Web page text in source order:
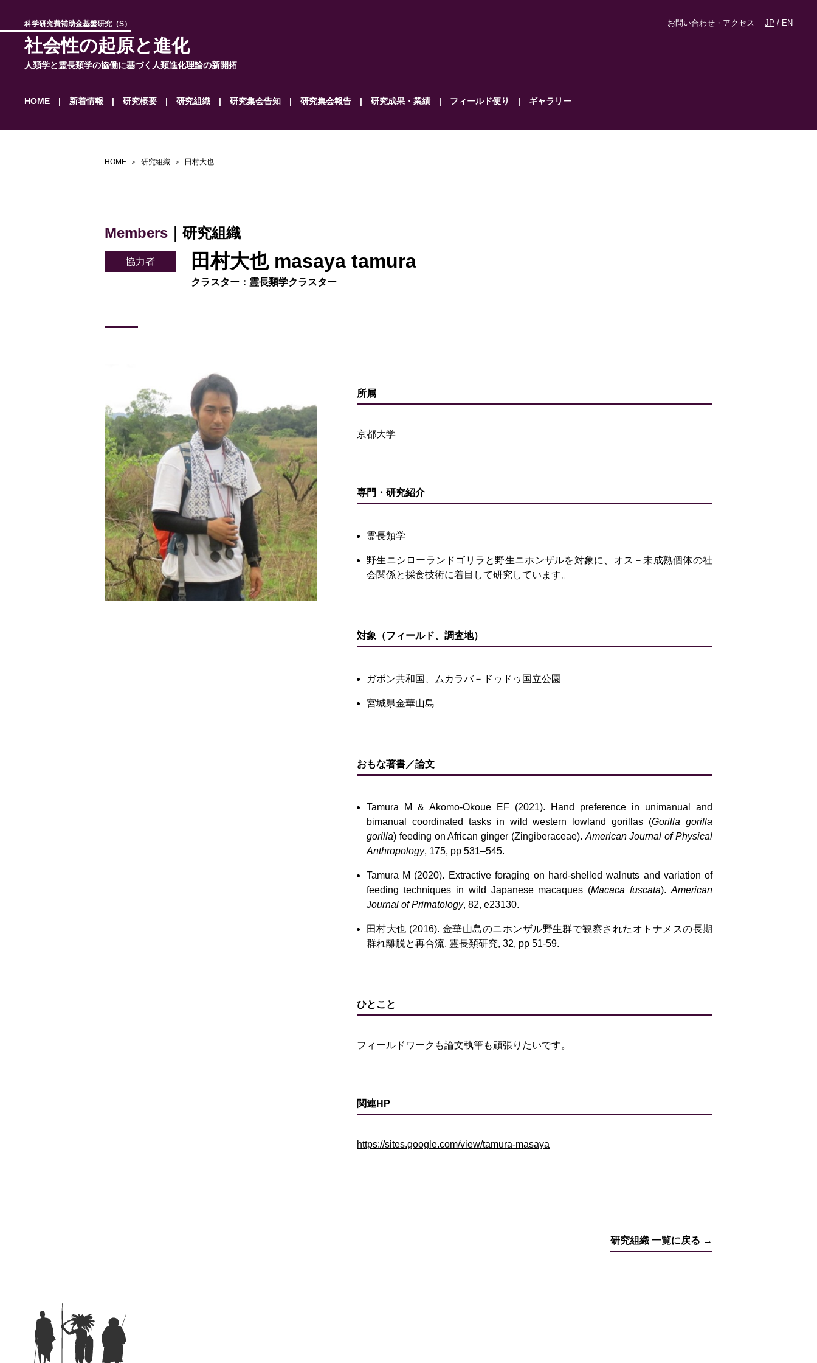
科学研究費補助金基盤研究（S）
社会性の起原と進化
人類学と霊長類学の協働に基づく人類進化理論の新開拓
HOME 新着情報 研究概要 研究組織 研究集会告知 研究集会報告 研究成果・業績 フィールド便り ギャラリー
お問い合わせ・アクセス JP / EN
HOME 研究組織 田村大也
Members ｜研究組織
協力者 田村大也 masaya tamura
クラスター：霊長類学クラスター
所属
京都大学
専門・研究紹介
霊長類学
野生ニシローランドゴリラと野生ニホンザルを対象に、オス－未成熟個体の社
会関係と採食技術に着目して研究しています。
対象（フィールド、調査地）
ガボン共和国、ムカラバ－ドゥドゥ国立公園
宮城県金華山島
おもな著書／論文
Tamura M & Akomo-Okoue EF (2021). Hand preference in unimanual and
bimanual coordinated tasks in wild western lowland gorillas (Gorilla gorilla
gorilla) feeding on African ginger (Zingiberaceae). American Journal of Physical
Anthropology, 175, pp 531–545.
Tamura M (2020). Extractive foraging on hard-shelled walnuts and variation of
feeding techniques in wild Japanese macaques (Macaca fuscata). American
Journal of Primatology, 82, e23130.
田村大也 (2016). 金華山島のニホンザル野生群で観察されたオトナメスの長期
群れ離脱と再合流. 霊長類研究, 32, pp 51-59.
ひとこと
フィールドワークも論文執筆も頑張りたいです。
関連HP
https://sites.google.com/view/tamura-masaya
研究組織 一覧に戻る →